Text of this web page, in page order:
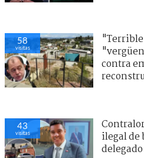
58
visitas
contra
43
visitas
ilegal de